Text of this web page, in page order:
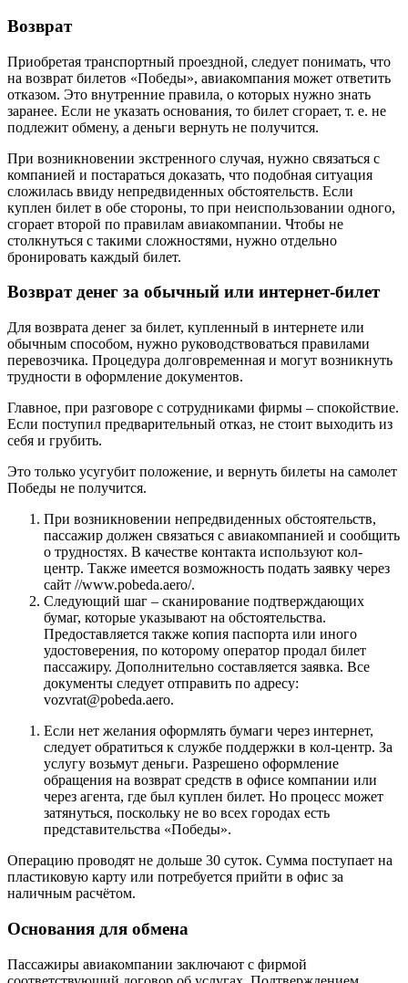
Возврат
Приобретая транспортный проездной, следует понимать, что
на возврат билетов «Победы», авиакомпания может ответить
отказом. Это внутренние правила, о которых нужно знать
заранее. Если не указать основания, то билет сгорает, т. е. не
подлежит обмену, а деньги вернуть не получится.
При возникновении экстренного случая, нужно связаться с
компанией и постараться доказать, что подобная ситуация
сложилась ввиду непредвиденных обстоятельств. Если
куплен билет в обе стороны, то при неиспользовании одного,
сгорает второй по правилам авиакомпании. Чтобы не
столкнуться с такими сложностями, нужно отдельно
бронировать каждый билет.
Возврат денег за обычный или интернет-билет
Для возврата денег за билет, купленный в интернете или
обычным способом, нужно руководствоваться правилами
перевозчика. Процедура долговременная и могут возникнуть
трудности в оформление документов.
Главное, при разговоре с сотрудниками фирмы – спокойствие.
Если поступил предварительный отказ, не стоит выходить из
себя и грубить.
Это только усугубит положение, и вернуть билеты на самолет
Победы не получится.
При возникновении непредвиденных обстоятельств,
пассажир должен связаться с авиакомпанией и сообщить
о трудностях. В качестве контакта используют кол-
центр. Также имеется возможность подать заявку через
сайт //www.pobeda.aero/.
Следующий шаг – сканирование подтверждающих
бумаг, которые указывают на обстоятельства.
Предоставляется также копия паспорта или иного
удостоверения, по которому оператор продал билет
пассажиру. Дополнительно составляется заявка. Все
документы следует отправить по адресу:
vozvrat@pobeda.aero.
Если нет желания оформлять бумаги через интернет,
следует обратиться к службе поддержки в кол-центр. За
услугу возьмут деньги. Разрешено оформление
обращения на возврат средств в офисе компании или
через агента, где был куплен билет. Но процесс может
затянуться, поскольку не во всех городах есть
представительства «Победы».
Операцию проводят не дольше 30 суток. Сумма поступает на
пластиковую карту или потребуется прийти в офис за
наличным расчётом.
Основания для обмена
Пассажиры авиакомпании заключают с фирмой